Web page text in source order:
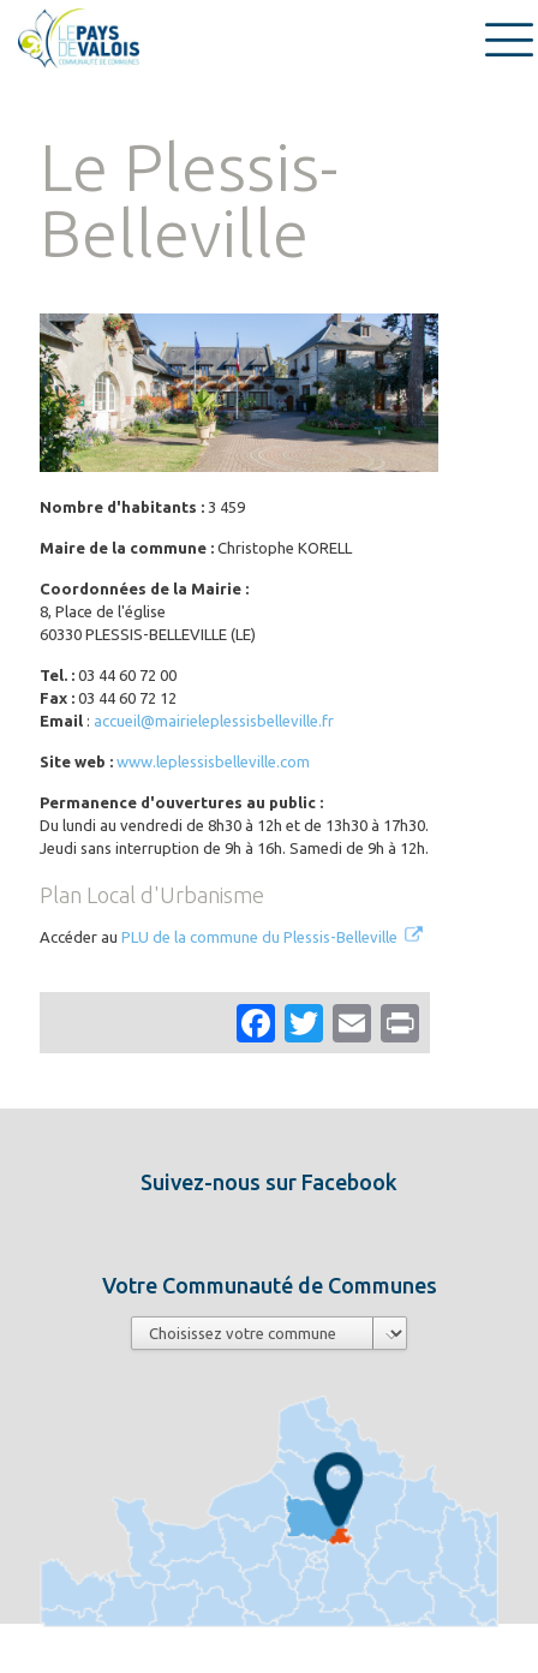
Le Plessis-
Belleville
Nombre d'habitants : 3 459
Maire de la commune : Christophe KORELL
Coordonnées de la Mairie :
8, Place de l'église
60330 PLESSIS-BELLEVILLE (LE)
Tel. : 03 44 60 72 00
Fax : 03 44 60 72 12
Email : accueil@mairieleplessisbelleville.fr
Site web : www.leplessisbelleville.com
Permanence d'ouvertures au public :
Du lundi au vendredi de 8h30 à 12h et de 13h30 à 17h30.
Jeudi sans interruption de 9h à 16h. Samedi de 9h à 12h.
Plan Local d'Urbanisme
Accéder au PLU de la commune du Plessis-Belleville
Facebook
Twitter
Email
Suivez-nous sur Facebook
Votre Communauté de Communes